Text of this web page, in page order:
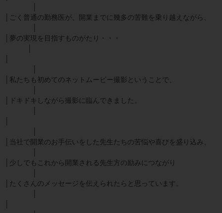
│ごく普通の勤務医が、開業までに幾多の苦難を乗り越えながら、
│夢の実現を目指すものがたり・・・
│私たちも初めてのネットムービー撮影ということで、
│ドキドキしながら撮影に臨んできました。
│当社で開業のお手伝いをした先生たちの苦悩や喜びを盛り込み、
│少しでもこれから開業される先生方の励みにつながり
│たくさんのメッセージを伝えられたらと思っています。